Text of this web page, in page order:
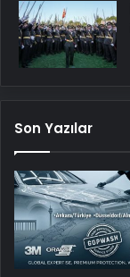
Son Yazılar